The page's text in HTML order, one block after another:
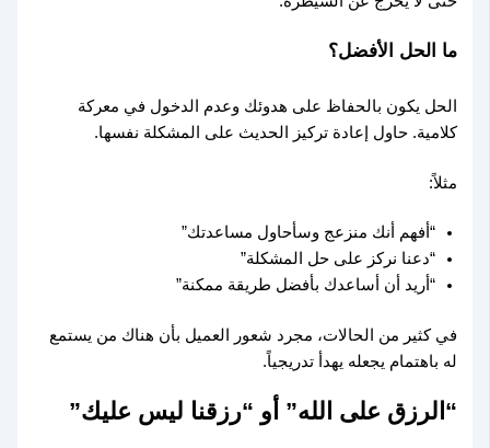
ما الحل الأفضل؟
الحل يكون بالحفاظ على هدوئك وعدم الدخول في معركة
كلامية. حاول إعادة تركيز الحديث على المشكلة نفسها.
مثلاً:
“أفهم أنك منزعج وسأحاول مساعدتك”
“دعنا نركز على حل المشكلة”
“أريد أن أساعدك بأفضل طريقة ممكنة”
في كثير من الحالات، مجرد شعور العميل بأن هناك من يستمع
له باهتمام يجعله يهدأ تدريجياً.
“الرزق على الله” أو “رزقنا ليس عليك”